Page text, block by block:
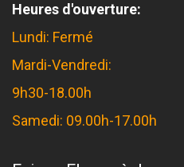
Heures d'ouverture:
Lundi: Fermé
Mardi-Vendredi:
9h30-18.00h
Samedi: 09.00h-17.00h